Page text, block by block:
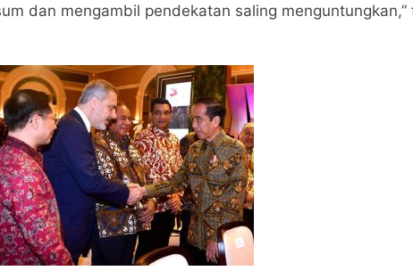
dan mengambil pendekatan saling menguntungkan,”